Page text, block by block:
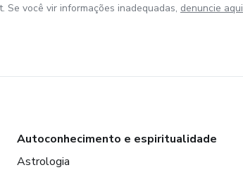
você vir informações inadequadas, denuncie aqui
Autoconhecimento e espiritualidade
Astrologia